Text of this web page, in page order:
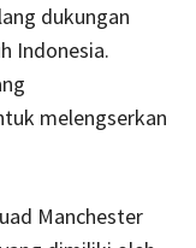
dukungan
Indonesia.
melengserkan
Manchester